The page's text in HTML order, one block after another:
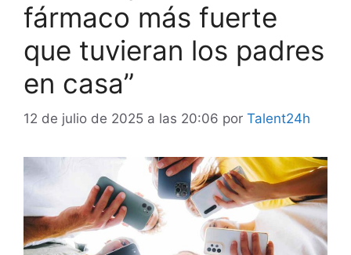
fármaco más fuerte
que tuvieran los padres
en casa”
12 de julio de 2025 a las 20:06 por Talent24h